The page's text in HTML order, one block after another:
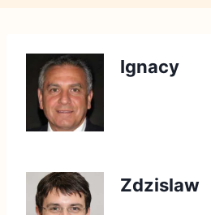
Ignacy
Zdzislaw